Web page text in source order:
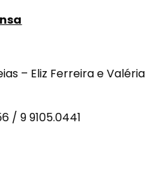
– Eliz Ferreira e Valéria
/ 9 9105.0441